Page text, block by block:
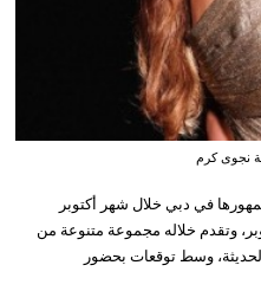
نجوى كرم
في دبي خلال شهر أكتوبر
حيث تحيي حفلًا غنائيًا يوم 2 أكتوبر، وتقدم خلاله مجموعة متنوعة من
وسط توقعات بحضور